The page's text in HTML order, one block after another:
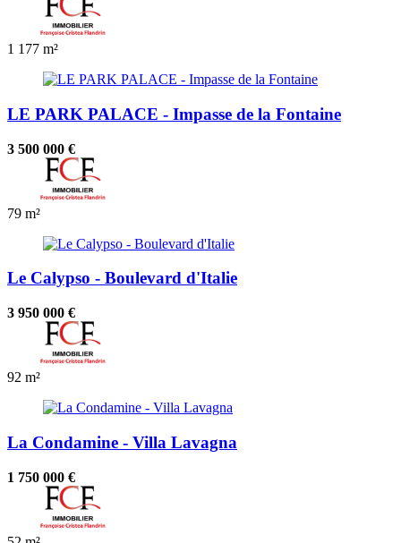
1 177 m²
LE PARK PALACE - Impasse de la Fontaine
3 500 000 €
79 m²
Le Calypso - Boulevard d'Italie
3 950 000 €
92 m²
La Condamine - Villa Lavagna
1 750 000 €